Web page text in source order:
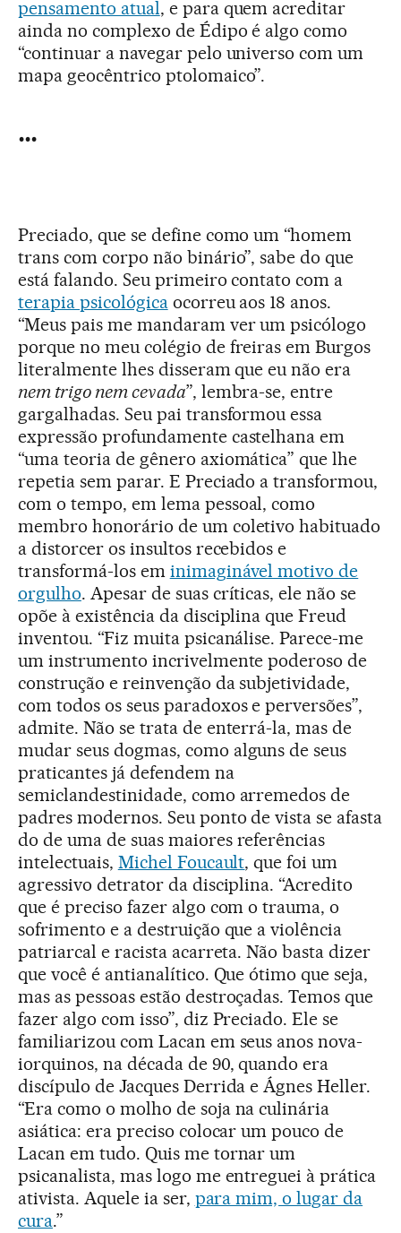
pensamento atual, e para quem acreditar
ainda no complexo de Édipo é algo como
“continuar a navegar pelo universo com um
mapa geocêntrico ptolomaico”.
...
Preciado, que se define como um “homem
trans com corpo não binário”, sabe do que
está falando. Seu primeiro contato com a
terapia psicológicaocorreu aos 18 anos.
“Meus pais me mandaram ver um psicólogo
porque no meu colégio de freiras em Burgos
literalmente lhes disseram que eu não era
nem trigo nem cevada”, lembra-se, entre
gargalhadas. Seu pai transformou essa
expressão profundamente castelhana em
“uma teoria de gênero axiomática” que lhe
repetia sem parar. E Preciado a transformou,
com o tempo, em lema pessoal, como
membro honorário de um coletivo habituado
a distorcer os insultos recebidos e
transformá-los em inimaginável motivo de
orgulho. Apesar de suas críticas, ele não se
opõe à existência da disciplina que Freud
inventou. “Fiz muita psicanálise. Parece-me
um instrumento incrivelmente poderoso de
construção e reinvenção da subjetividade,
com todos os seus paradoxos e perversões”,
admite. Não se trata de enterrá-la, mas de
mudar seus dogmas, como alguns de seus
praticantes já defendem na
semiclandestinidade, como arremedos de
padres modernos. Seu ponto de vista se afasta
do de uma de suas maiores referências
intelectuais, Michel Foucault, que foi um
agressivo detrator da disciplina. “Acredito
que é preciso fazer algo com o trauma, o
sofrimento e a destruição que a violência
patriarcal e racista acarreta. Não basta dizer
que você é antianalítico. Que ótimo que seja,
mas as pessoas estão destroçadas. Temos que
fazer algo com isso”, diz Preciado. Ele se
familiarizou com Lacan em seus anos nova-
iorquinos, na década de 90, quando era
discípulo de Jacques Derrida e Ágnes Heller.
“Era como o molho de soja na culinária
asiática: era preciso colocar um pouco de
Lacan em tudo. Quis me tornar um
psicanalista, mas logo me entreguei à prática
ativista. Aquele ia ser, para mim, o lugar da
cura.”